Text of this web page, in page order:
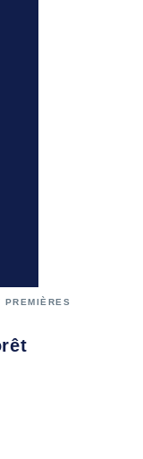
PREMIÈRES